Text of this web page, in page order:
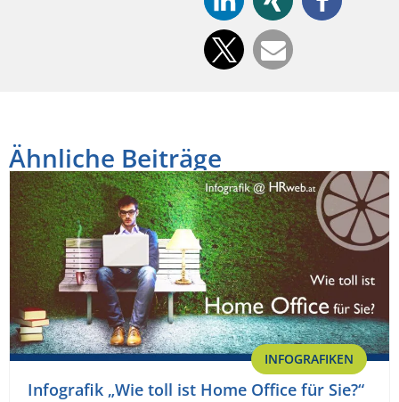
Ähnliche Beiträge
INFOGRAFIKEN
Infografik „Wie toll ist Home Office für Sie?“